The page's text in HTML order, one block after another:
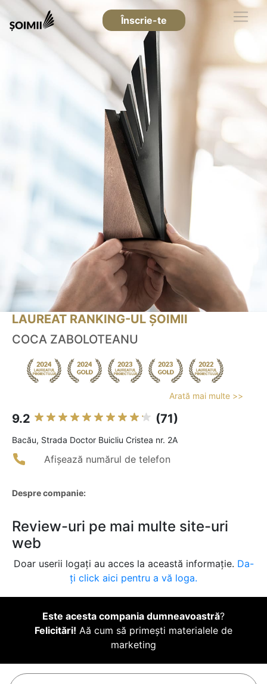
Înscrie-te
LAUREAT RANKING-UL ȘOIMII
COCA ZABOLOTEANU
Arată mai multe >>
9.2 (71)
Bacău, Strada Doctor Buicliu Cristea nr. 2A
Afișează numărul de telefon
Despre companie:
Review-uri pe mai multe site-uri
web
Doar userii logați au acces la această informație. Da-
ți click aici pentru a vă loga.
Este acesta compania dumneavoastră?
Felicitări! Aă cum să primești materialele de
marketing